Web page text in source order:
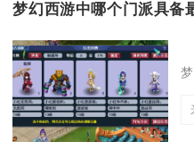
梦幻西游中哪个门派具备